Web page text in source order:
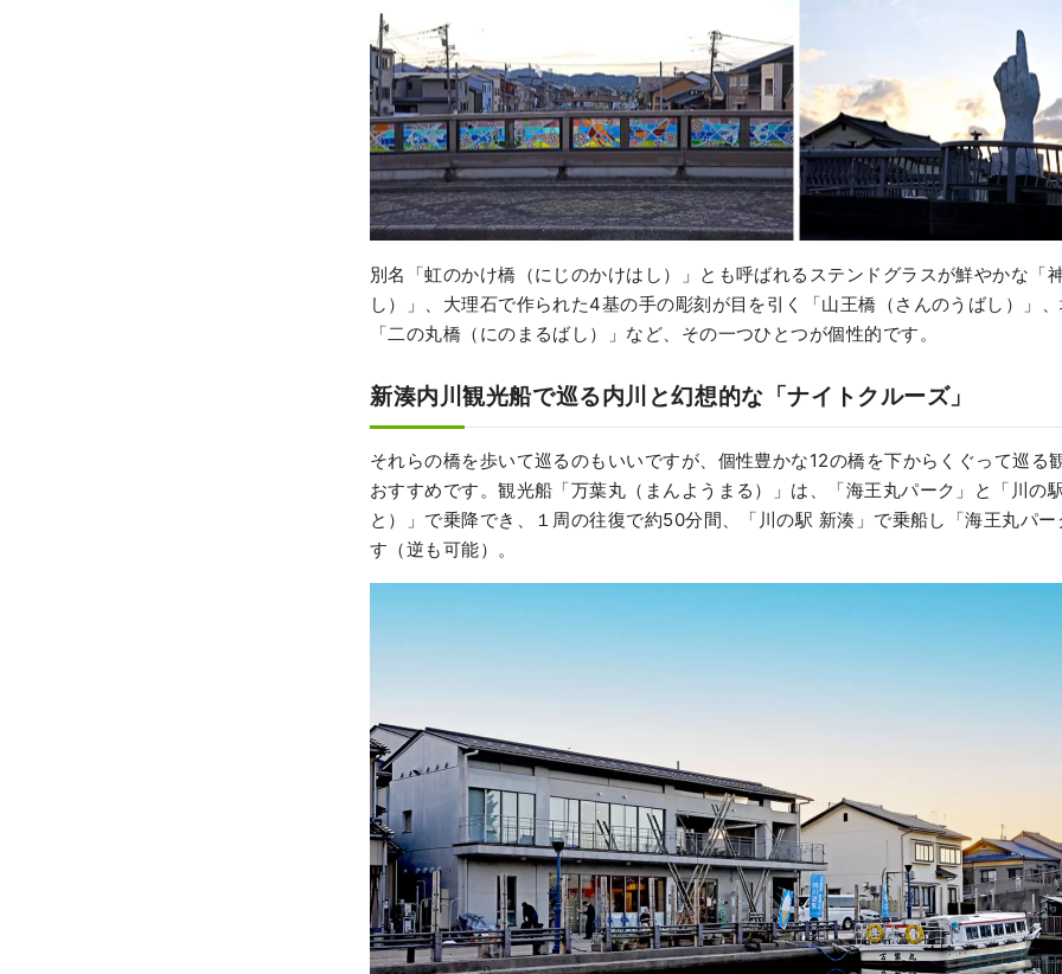
別名「虹のかけ橋（にじのかけはし）」とも呼ばれるステンドグラスが鮮やかな「
し）」、大理石で作られた4基の手の彫刻が目を引く「山王橋（さんのうばし）」
「二の丸橋（にのまるばし）」など、その一つひとつが個性的です。
新湊内川観光船で巡る内川と幻想的な「ナイトクルーズ」
それらの橋を歩いて巡るのもいいですが、個性豊かな12の橋を下からくぐって巡る
おすすめです。観光船「万葉丸（まんようまる）」は、「海王丸パーク」と「川の
と）」で乗降でき、１周の往復で約50分間、「川の駅 新湊」で乗船し「海王丸パ
す（逆も可能）。